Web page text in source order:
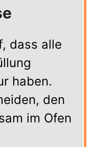
dass alle
haben.
den
im Ofen